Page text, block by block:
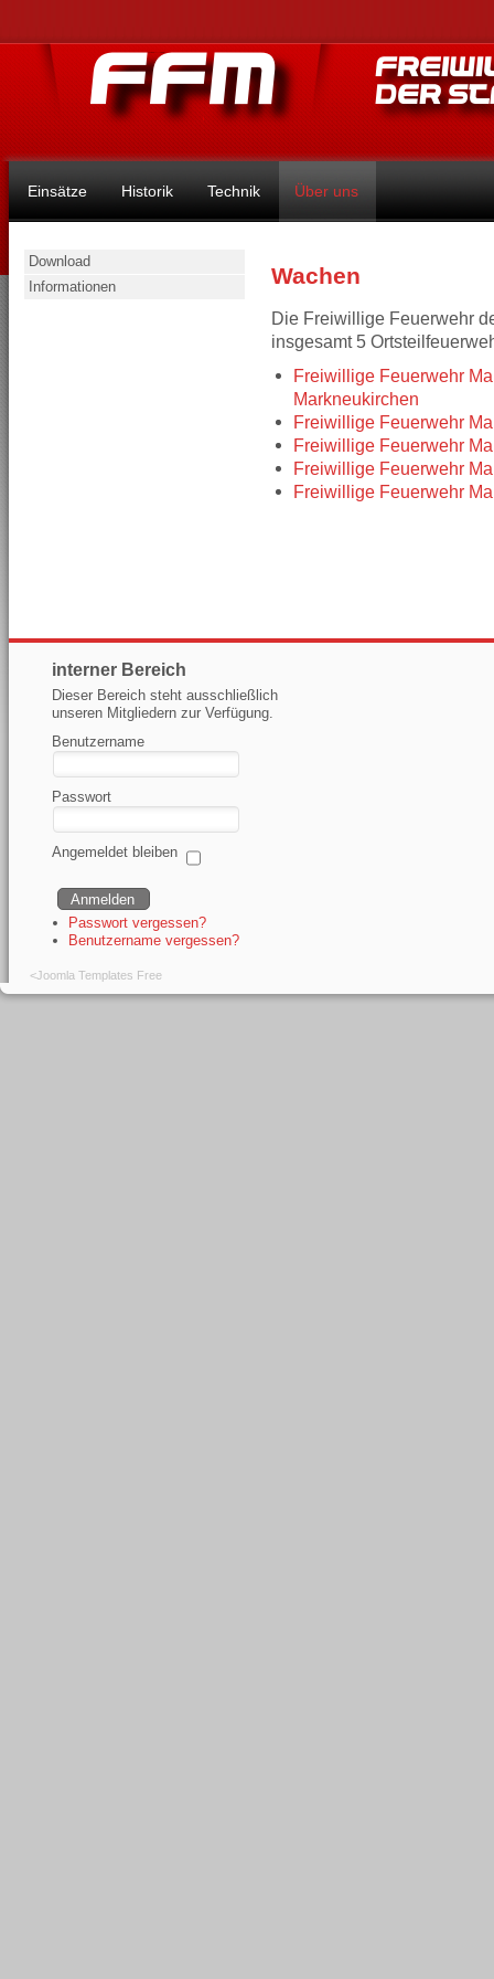
Einsätze Historik Technik Über uns
Download
Informationen
Wachen
Die Freiwillige Feuerwehr
insgesamt 5
Freiwillige Feuerwehr
Markneukirchen
Freiwillige Feuerwehr
Freiwillige Feuerwehr
Freiwillige Feuerwehr
Freiwillige Feuerwehr
interner Bereich
Dieser Bereich steht ausschließlich
unseren Mitgliedern zur Verfügung.
Benutzername
Passwort
Angemeldet bleiben
Passwort vergessen?
Benutzername vergessen?
<Joomla Templates Free